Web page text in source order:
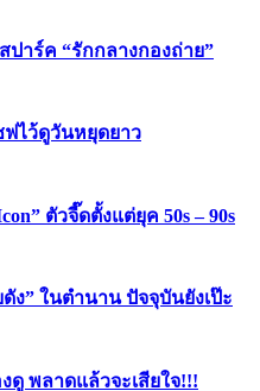
าร์ค “รักกลางกองถ่าย”
ฟไว้ดูวันหยุดยาว
ตัวจี๊ดตั้งแต่ยุค 50s – 90s
ง” ในตำนาน ปัจจุบันยังเป๊ะ
ดู พลาดแล้วจะเสียใจ!!!